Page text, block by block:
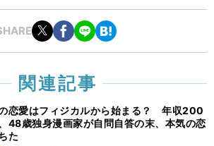
関連記事
恋愛はフィジカルから始まる？ 年収200
48歳独身漫画家が自問自答の末、本気の恋
た